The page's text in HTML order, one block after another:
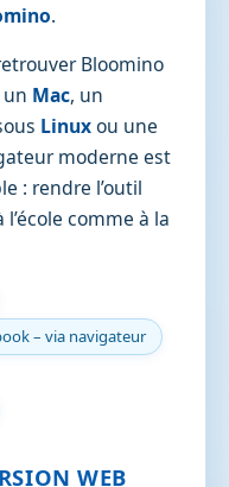
.
Bloomino
un Mac, un
Linuxou une
moderne est
: rendre l’outil
comme à la
– via navigateur
WEB